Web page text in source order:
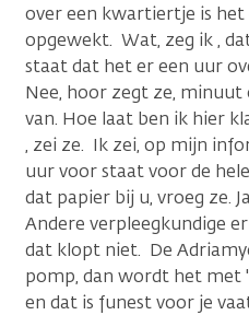
over een kwartiertje is het
opgewekt. Wat, zeg ik ,
staat dat het er een uur
Nee, hoor zegt ze,
van. Hoe laat ben ik hier
, zei ze. Ik zei, op mijn
uur voor staat voor de
dat papier bij u, vroeg ze.
Andere verpleegkundige
dat klopt niet. De
pomp, dan wordt het met
en dat is funest voor je